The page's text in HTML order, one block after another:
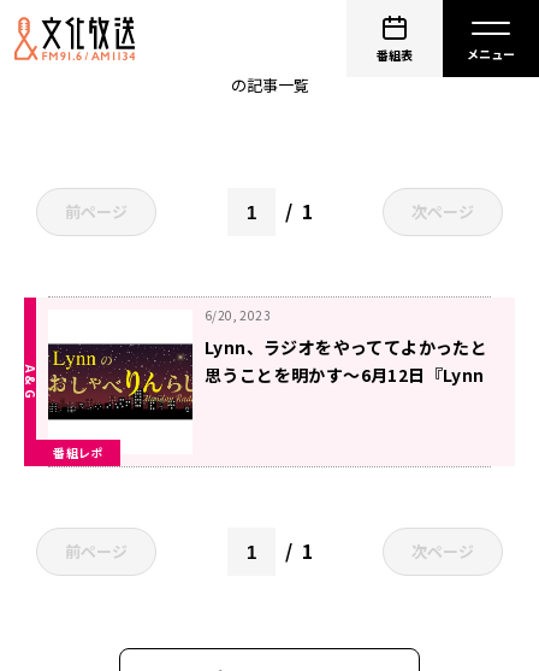
番組表
の記事一覧
前ページ 1 次ページ
番組レポ
6/20, 2023
Lynn、ラジオをやっててよかったと
思うことを明かす〜6月12日『Lynn
前ページ 1 次ページ